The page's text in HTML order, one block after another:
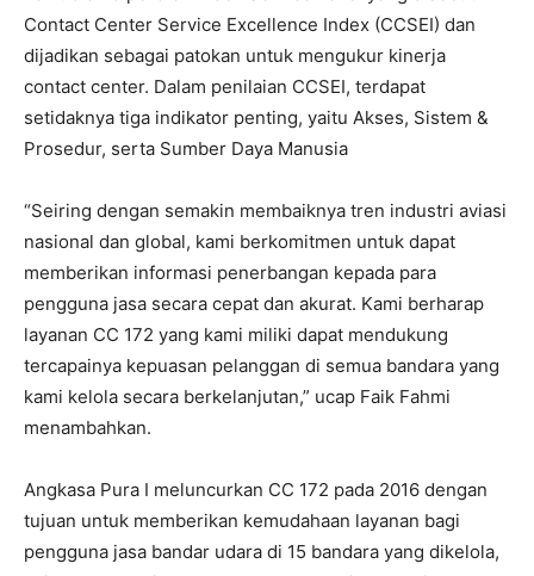
Contact Center Service Excellence Index (CCSEI) dan
dijadikan sebagai patokan untuk mengukur kinerja
contact center. Dalam penilaian CCSEI, terdapat
setidaknya tiga indikator penting, yaitu Akses, Sistem &
Prosedur, serta Sumber Daya Manusia
“Seiring dengan semakin membaiknya tren industri aviasi
nasional dan global, kami berkomitmen untuk dapat
memberikan informasi penerbangan kepada para
pengguna jasa secara cepat dan akurat. Kami berharap
layanan CC 172 yang kami miliki dapat mendukung
tercapainya kepuasan pelanggan di semua bandara yang
kami kelola secara berkelanjutan,” ucap Faik Fahmi
menambahkan.
Angkasa Pura I meluncurkan CC 172 pada 2016 dengan
tujuan untuk memberikan kemudahaan layanan bagi
pengguna jasa bandar udara di 15 bandara yang dikelola,